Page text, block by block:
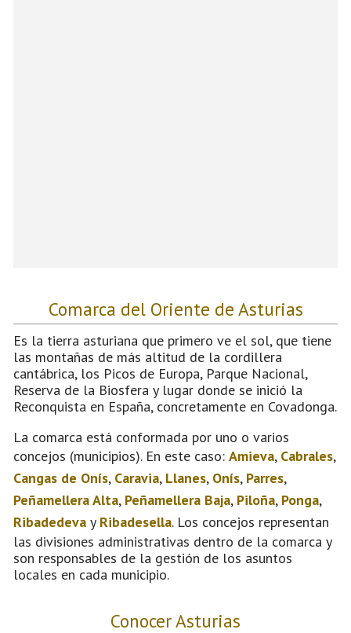
Comarca del Oriente de Asturias
Es la tierra asturiana que primero ve el sol, que tiene
las montañas de más altitud de la cordillera
cantábrica, los Picos de Europa, Parque Nacional,
Reserva de la Biosfera y lugar donde se inició la
Reconquista en España, concretamente en Covadonga.
La comarca está conformada por uno o varios
concejos (municipios). En este caso: Amieva, Cabrales,
Cangas de Onís, Caravia, Llanes, Onís, Parres,
Peñamellera Alta, Peñamellera Baja, Piloña, Ponga,
Ribadedeva y Ribadesella. Los concejos representan
las divisiones administrativas dentro de la comarca y
son responsables de la gestión de los asuntos
locales en cada municipio.
Conocer Asturias